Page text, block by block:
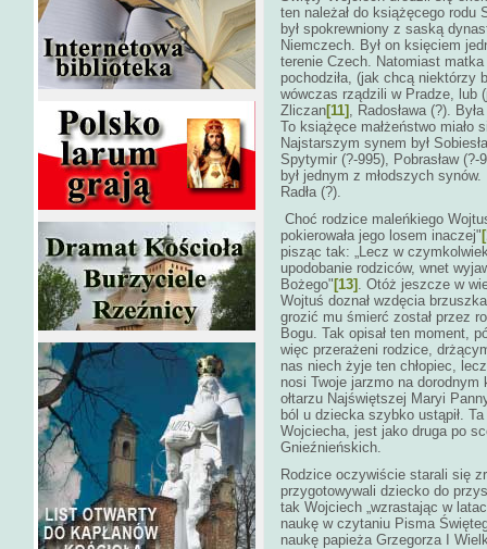
ten należał do książęcego rodu
był spokrewniony z saską
Niemczech. Był on księciem
terenie Czech. Natomiast matka
pochodziła, (jak chcą niektórzy
wówczas rządzili w Pradze, lub
Zliczan[11] , Radosława (?).
To książęce małżeństwo miało
Najstarszym synem był
Spytymir (?-995), Pobrasław
był jednym z młodszych
Radła (?).
Choć rodzice maleńkiego
pokierowała jego losem inaczej"
pisząc tak: „Lecz w
upodobanie rodziców, wnet
Bożego" [13] . Otóż jeszcze w
Wojtuś doznał wzdęcia
grozić mu śmierć został przez
Bogu. Tak opisał ten moment,
więc przerażeni rodzice,
nas niech żyje ten chłopiec,
nosi Twoje jarzmo na dorodnym
ołtarzu Najświętszej Maryi
ból u dziecka szybko ustąpił.
Wojciecha, jest jako druga po
Gnieźnieńskich.
Rodzice oczywiście starali się
przygotowywali dziecko do
tak Wojciech „wzrastając w
naukę w czytaniu Pisma
naukę papieża Grzegorza I